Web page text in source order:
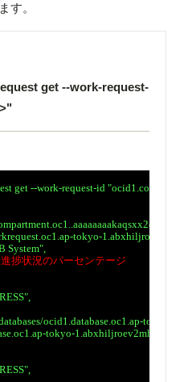
す。
get --work-request-
get --work-request-id
tokyo-
System",
進捗状況のパーセンテージ
ocid1.database.oc1.ap-tokyo-
tokyo-